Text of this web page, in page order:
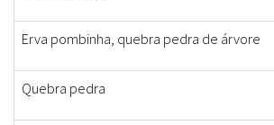
Erva pombinha, quebra pedra de árvore
Quebra pedra